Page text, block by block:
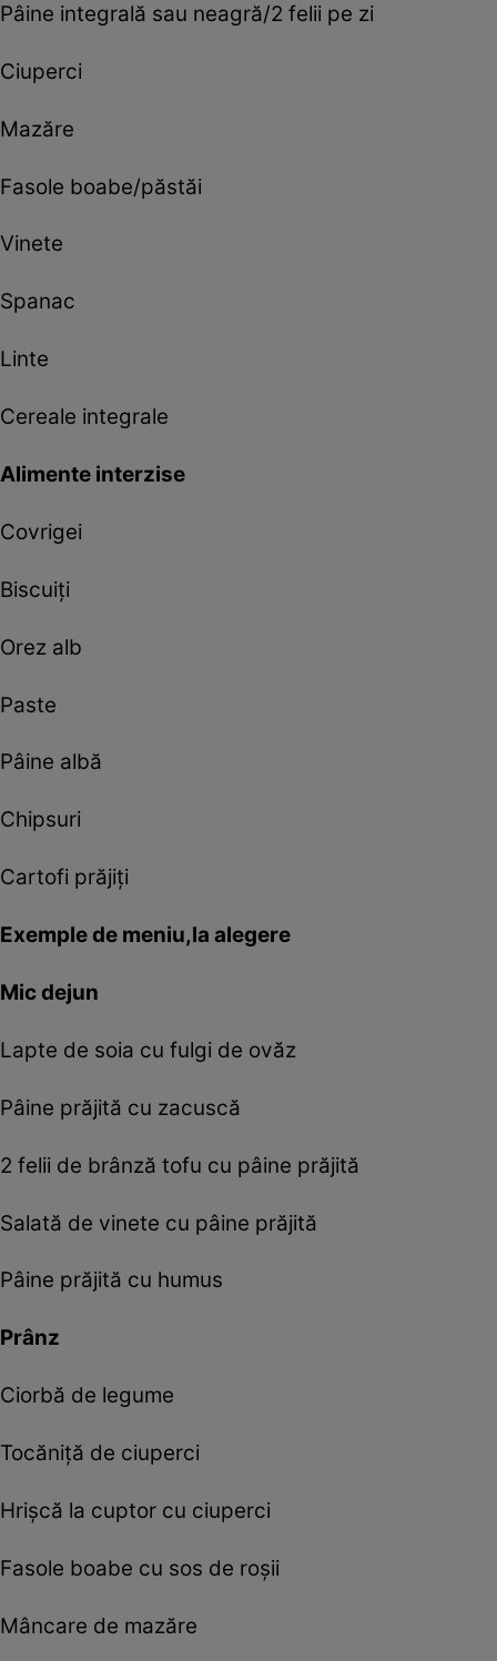
Pâine integrală sau neagră/2 felii pe zi
Ciuperci
Mazăre
Fasole boabe/păstăi
Vinete
Spanac
Linte
Cereale integrale
Alimente interzise
Covrigei
Biscuiţi
Orez alb
Paste
Pâine albă
Chipsuri
Cartofi prăjiţi
Exemple de meniu,la alegere
Mic dejun
Lapte de soia cu fulgi de ovăz
Pâine prăjită cu zacuscă
2 felii de brânză tofu cu pâine prăjită
Salată de vinete cu pâine prăjită
Pâine prăjită cu humus
Prânz
Ciorbă de legume
Tocăniţă de ciuperci
Hrişcă la cuptor cu ciuperci
Fasole boabe cu sos de roşii
Mâncare de mazăre